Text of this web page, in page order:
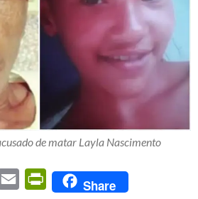
de matar Layla Nascimento
Email PrintFriendly
Share